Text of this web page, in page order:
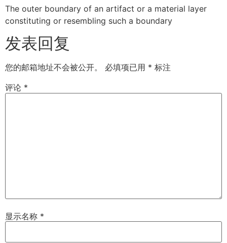
The outer boundary of an artifact or a material layer
constituting or resembling such a boundary
发表回复
您的邮箱地址不会被公开。 必填项已用 * 标注
评论 *
显示名称 *